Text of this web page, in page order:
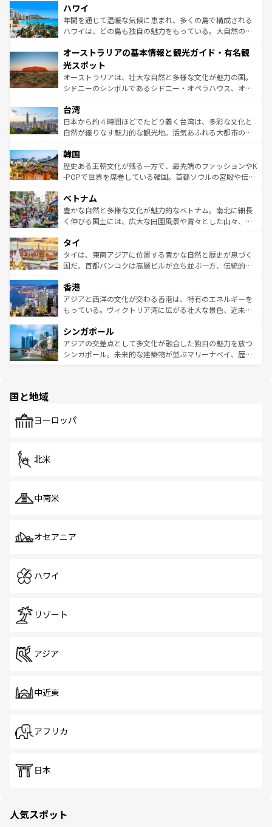
着のスイス情報は
のような巨大都市は、観光、ショッピング、エンターテイ
ンメントが詰まった刺激的なスポットだ。一方、アメリカ
西部には大自然が広がり、グランドキャニオンやイエロー
部のニューオーリンズでは、音楽と美食が融合した独特の
文化が魅力。旅行者はアメリカの各地域で異なる魅力を楽
しみながら、その多様性と豊かな歴史を感じることができ
るだろう。車でのロードトリップや列車の旅も、アメリカ
情報は
ハワイ
年間を通じて温暖な気候に恵まれ、多くの島で構成される
ハワイは、どの島も独自の魅力をもっている。大自然の神
ワイ島は見逃せない。また、定番の観光地といえばオアフ
島だが、静かな自然を求めるならマウイ島やカウアイ島が
おすすめ。エメラルドグリーンに輝く海をはじめ、豊かな
文化や歴史が息づいている。「アロハスピリット」と呼ば
人々、おいしいローカルフードやハワイアンミュージッ
ク、伝統的なフラダンスなど、すべてがハワイの魅力を彩
っている。訪れるたびに新しい発見と感動が待っているハ
はコンテンツ一覧
オーストラリアの基本情報と観光ガイド・有名観
光スポット
オーストラリアは、壮大な自然と多様な文化が魅力の国。
シドニーのシンボルであるシドニー・オペラハウス、オー
リアリーフや大陸中央部にそびえるウルル（エアーズロッ
ク）、タスマニアの美しい原生林やケアンズの熱帯雨林な
ど、見どころがたくさん。また、カフェやワイン、オージ
いる。アクティビティも充実しており、サーフィンやダイ
ビング、ハイキングなど、アウトドア好きにはたまらな
い。オーストラリアの多彩な魅力を存分に味わいつくそ
参照してほしい。
台湾
日本から約４時間ほどでたどり着く台湾は、多彩な文化と
自然が織りなす魅力的な観光地。活気あふれる大都市の台
ン）、静ひつな山岳地帯である台湾東部など、都市の喧騒
と山間の静けさが共存しており、訪れる人に新しい発見と
驚きをもたらしてくれる。また、奥深い台湾の食文化も魅
容にもいいと評判のスイーツなど、バラエティ豊かな料理
が味わえる。 なお、新着の台湾情報は コンテンツ一覧を参
照してほしい。
韓国
歴史ある王朝文化が残る一方で、最先端のファッションやK
-POPで世界を席巻している韓国。首都ソウルの宮殿や伝統
き、地方に足を延ばせば四季折々の自然美を楽しむことが
できる。そして、キムチや焼肉、絶品のストリートフード
まで、さまざまな韓国料理が待っている。夜には、韓国な
リティに包まれながら、韓国の多彩な魅力を心ゆくまで味
わってみてほしい。 なお、新着の韓国情報はコンテンツ一
覧を参照してほしい。
ベトナム
豊かな自然と多様な文化が魅力的なベトナム。南北に細長
く伸びる国土には、広大な田園風景や青々とした山々、世
急速な発展と共に伝統が息づく。ハノイの古い町並みやホ
ーチミン市のフランス統治時代の建物も、独特の雰囲気を
醸し出している。また、バラエティの豊かさとおいしさで
とつ。フォーやバインミー、ベトナムコーヒーなどは、ぜ
ひ現地で味わいたい。どの地域を訪れてもあたたかい人々
が旅行者を迎えてくれるので、きっと忘れられない旅にな
参照してほしい。
タイ
タイは、東南アジアに位置する豊かな自然と歴史が息づく
国だ。首都バンコクは高層ビルが立ち並ぶ一方、伝統的な
の活気が交差している。北部ではチェンマイなどの山岳地
帯で自然と触れ合い、南部ではプーケットやクラビの美し
いビーチでリゾート気分を楽しむことができる。タイ料理
激する。気候は一年中温暖で、どの季節にも異なる楽しみ
が待っている。親しみやすいタイの人々、仏教を中心とし
た文化、そして多様な観光資源が、訪れる旅人を魅了し続
香港
アジアと西洋の文化が交わる香港は、特有のエネルギーを
もっている。ヴィクトリア湾に広がる壮大な景色、近未来
み、どこを訪れても感動するはず。観光スポットが密集し
ており、効率よく見どころを回れるのも魅力。息をのむよ
うな絶景から文化的な体験まで、香港を存分に楽しみ尽く
シンガポール
アジアの交差点として多文化が融合した独自の魅力を放つ
シンガポール。未来的な建築物が並ぶマリーナベイ、歴史
で、ホーカーズは地元の風情を楽しめる外せないスポット
国と地域
ヨーロッパ
北米
中南米
オセアニア
ハワイ
リゾート
アジア
中近東
アフリカ
日本
人気スポット